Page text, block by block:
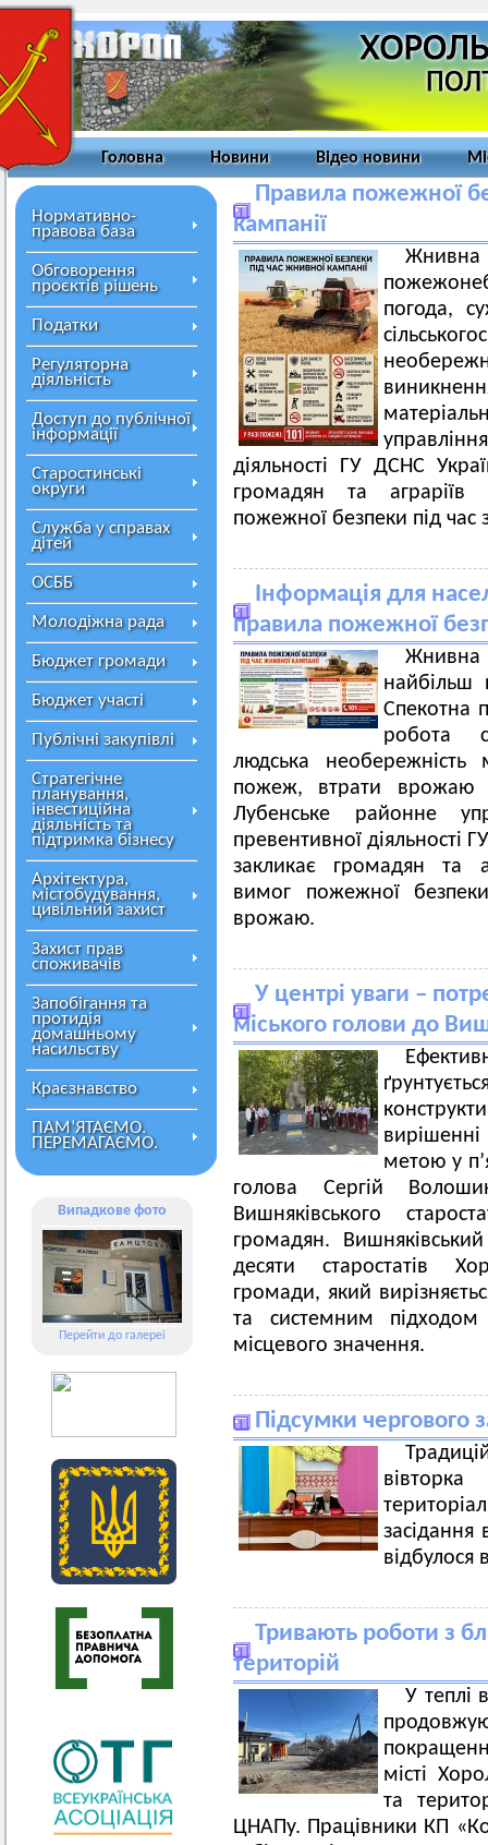
Головна Новини Відео новини
Нормативно-
правова база
Обговорення
проєктів рішень
Податки
Регуляторна
діяльність
Доступ до публічної
інформації
Старостинські
округи
Служба у справах
дітей
ОСББ
Молодіжна рада
Бюджет громади
Бюджет участі
Публічні закупівлі
Стратегічне
планування,
інвестиційна
діяльність та
підтримка бізнесу
Архітектура,
містобудування,
цивільний захист
Захист прав
споживачів
Запобігання та
протидія
домашньому
насильству
Краєзнавство
ПАМ’ЯТАЄМО.
ПЕРЕМАГАЄМО.
Випадкове фото
Перейти до галереї
Правила пожежної
кампанії
погода,
діяльності ГУ ДСНС
громадян та аграріїв
пожежної безпеки під
Інформація для
правила пожежної
найбільш
Спекотна
робота
людська
пожеж, втрати врожаю
Лубенське районне
превентивної діяльності
закликає громадян та
вимог пожежної
врожаю.
У центрі уваги –
міського голови до
метою у
голова Сергій
Вишняківського
громадян.
десяти старостатів
громади, який
та системним
місцевого значення.
Підсумки чергового
засідання
відбулося
Тривають роботи з
територій
У теплі
місті
та
ЦНАПу. Працівники КП